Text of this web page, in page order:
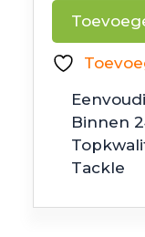
Binnen
Tackle